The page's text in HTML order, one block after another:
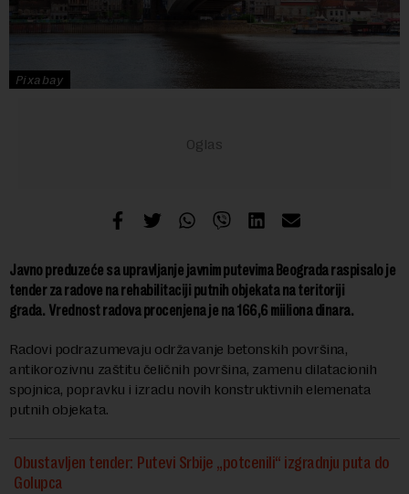
Pixabay
Javno preduzeće sa upravljanje javnim putevima Beograda raspisalo je
tender za radove na rehabilitaciji putnih objekata na teritoriji
grada. Vrednost radova procenjena je na 166,6 miiliona dinara.
Radovi podrazumevaju održavanje betonskih površina,
antikorozivnu zaštitu čeličnih površina, zamenu dilatacionih
spojnica, popravku i izradu novih konstruktivnih elemenata
putnih objekata.
Obustavljen tender: Putevi Srbije „potcenili“ izgradnju puta do
Golupca